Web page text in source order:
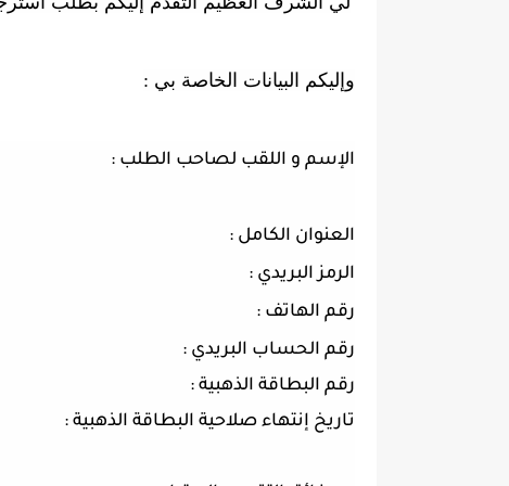
وإليكم البيانات الخاصة بي :
الإسم و اللقب لصاحب الطلب :
العنوان الكامل :
الرمز البريدي :
رقم الهاتف :
رقم الحساب البريدي :
رقم البطاقة الذهبية :
تاريخ إنتهاء صلاحية البطاقة الذهبية :